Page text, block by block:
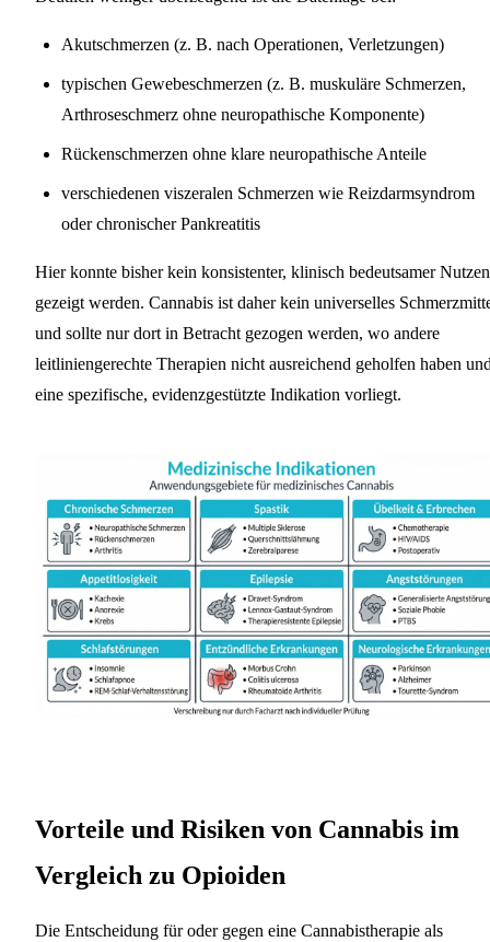
Akutschmerzen (z. B. nach Operationen, Verletzungen)
typischen Gewebeschmerzen (z. B. muskuläre Schmerzen,
Arthroseschmerz ohne neuropathische Komponente)
Rückenschmerzen ohne klare neuropathische Anteile
verschiedenen viszeralen Schmerzen wie Reizdarmsyndrom
oder chronischer Pankreatitis
Hier konnte bisher kein konsistenter, klinisch bedeutsamer Nutzen
gezeigt werden. Cannabis ist daher kein universelles
und sollte nur dort in Betracht gezogen werden, wo andere
leitliniengerechte Therapien nicht ausreichend geholfen haben
eine spezifische, evidenzgestützte Indikation vorliegt.
Vorteile und Risiken von Cannabis im
Vergleich zu Opioiden
Die Entscheidung für oder gegen eine Cannabistherapie als